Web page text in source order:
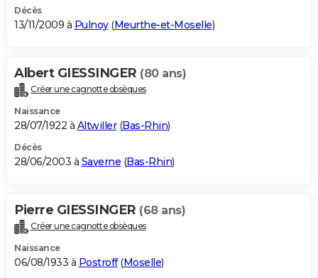
Décès
13/11/2009 à Pulnoy(Meurthe-et-Moselle)
Albert GIESSINGER (80 ans)
Créer une cagnotte obsèques
Naissance
28/07/1922 à Altwiller(Bas-Rhin)
Décès
28/06/2003 à Saverne (Bas-Rhin)
Pierre GIESSINGER (68 ans)
Créer une cagnotte obsèques
Naissance
06/08/1933 à Postroff(Moselle)